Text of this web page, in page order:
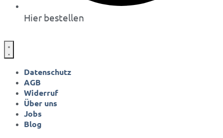
Hier bestellen
Datenschutz
AGB
Widerruf
Über uns
Jobs
Blog